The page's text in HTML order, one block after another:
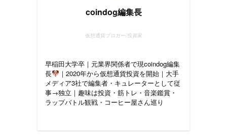
coindog編集長
仮想通貨ブロガー/投資家
早稲田大学卒｜元業界関係者で現coindog編集
長
｜2020年から仮想通貨投資を開始｜大手
メディア3社で編集者・キュレーターとして従
事→独立｜趣味は投資・筋トレ・音楽鑑賞・
ラップバトル観戦・コーヒー屋さん巡り